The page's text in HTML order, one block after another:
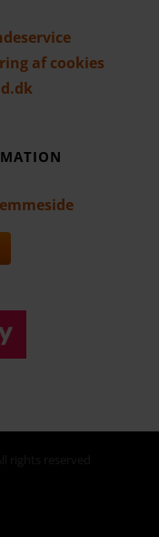
af cookies